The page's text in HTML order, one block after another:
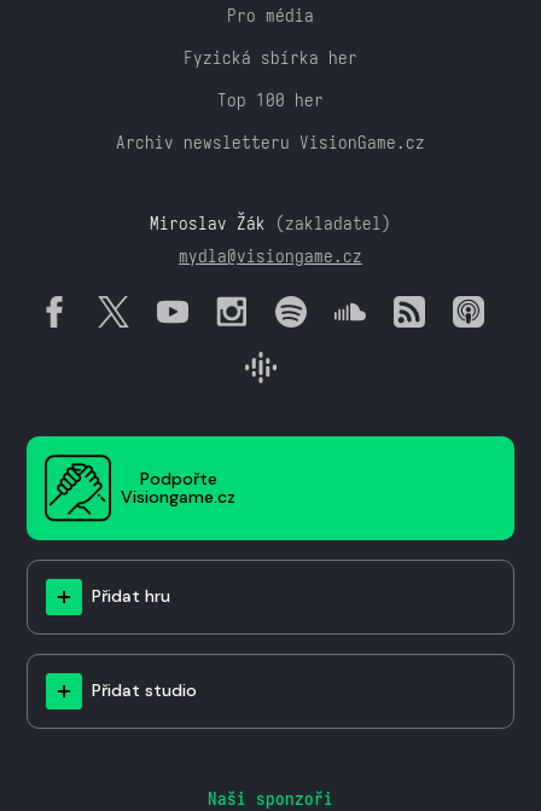
Pro média
Fyzická sbírka her
Top 100 her
Archiv newsletteru VisionGame.cz
Miroslav Žák (zakladatel)
mydla@visiongame.cz
Podpořte
Visiongame.cz
Přidat hru
Přidat studio
Naši sponzoři